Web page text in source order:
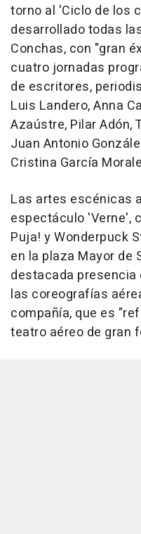
torno al 'Ciclo de los
desarrollado todas
Conchas, con "gran
cuatro jornadas
de escritores,
Luis Landero, Anna
Azaústre, Pilar Adón,
Juan Antonio
Cristina García
Las artes escénicas
espectáculo 'Verne',
Puja! y Wonderpuck
en la plaza Mayor de
destacada presencia
las coreografías
compañía, que es
teatro aéreo de gran